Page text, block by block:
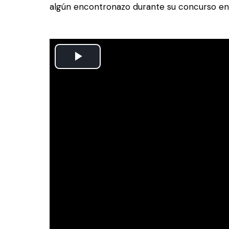
algún encontronazo durante su concurso